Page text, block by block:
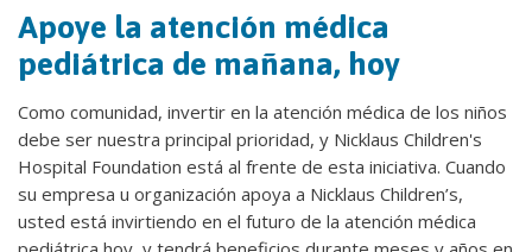
Apoye la atención médica
pediátrica de mañana, hoy
Como comunidad, invertir en la atención médica de los niños
debe ser nuestra principal prioridad, y Nicklaus Children's
Hospital Foundation está al frente de esta iniciativa. Cuando
su empresa u organización apoya a Nicklaus Children’s,
usted está invirtiendo en el futuro de la atención médica